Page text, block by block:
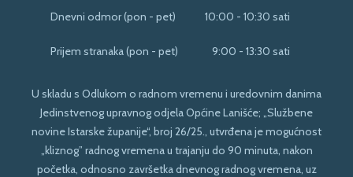
Dnevni odmor (pon - pet)
10:00 - 10:30 sati
Prijem stranaka (pon - pet) 9:00 - 13:30 sati
U skladu s Odlukom o radnom vremenu i uredovnim danima
Jedinstvenog upravnog odjela Općine Lanišće; „Službene
novine Istarske županije“, broj 26/25., utvrđena je mogućnost
„kliznog” radnog vremena u trajanju do 90 minuta, nakon
početka, odnosno završetka dnevnog radnog vremena, uz